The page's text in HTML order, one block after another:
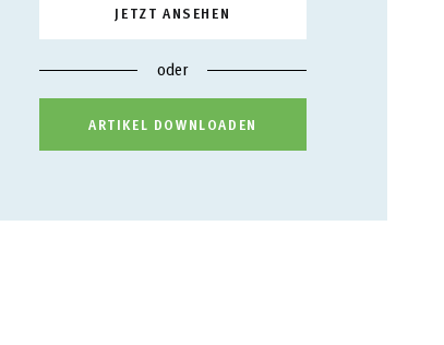
JETZT ANSEHEN
oder
ARTIKEL DOWNLOADEN